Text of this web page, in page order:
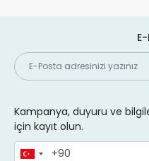
Kampanya, duyuru ve
için kayıt olun.